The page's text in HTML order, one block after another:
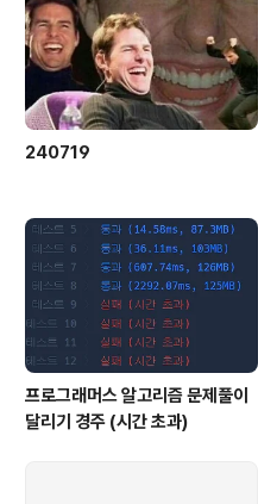
240719
프로그래머스 알고리즘 문제풀이
달리기 경주 (시간 초과)